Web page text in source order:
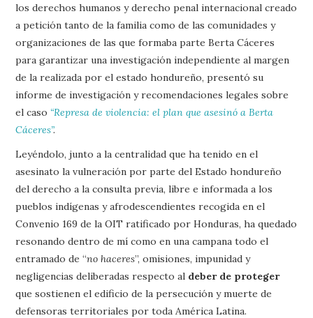
los derechos humanos y derecho penal internacional creado
a petición tanto de la familia como de las comunidades y
organizaciones de las que formaba parte Berta Cáceres
para garantizar una investigación independiente al margen
de la realizada por el estado hondureño, presentó su
informe de investigación y recomendaciones legales sobre
el caso “Represa de violencia: el plan que asesinó a Berta
Cáceres”.
Leyéndolo, junto a la centralidad que ha tenido en el
asesinato la vulneración por parte del Estado hondureño
del derecho a la consulta previa, libre e informada a los
pueblos indígenas y afrodescendientes recogida en el
Convenio 169 de la OIT ratificado por Honduras, ha quedado
resonando dentro de mí como en una campana todo el
entramado de “no haceres”, omisiones, impunidad y
negligencias deliberadas respecto al deber de proteger
que sostienen el edificio de la persecución y muerte de
defensoras territoriales por toda América Latina.